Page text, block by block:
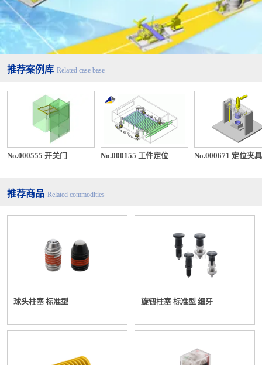
推荐案例库 Related case base
No.000555 开关门 No.000155 工件定位 No.000671 定位夹具
推荐商品 Related commodities
球头柱塞 标准型 旋钮柱塞 标准型 细牙